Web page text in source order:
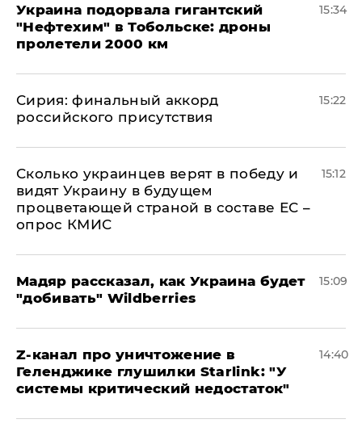
Украина подорвала гигантский
"Нефтехим" в Тобольске: дроны
пролетели 2000 км
15:34
​Сирия: финальный аккорд
российского присутствия
15:22
Сколько украинцев верят в победу и
видят Украину в будущем
процветающей страной в составе ЕС –
опрос КМИС
15:12
Мадяр рассказал, как Украина будет
"добивать" Wildberries
15:09
Z-канал про уничтожение в
Геленджике глушилки Starlink: "У
системы критический недостаток"
14:40